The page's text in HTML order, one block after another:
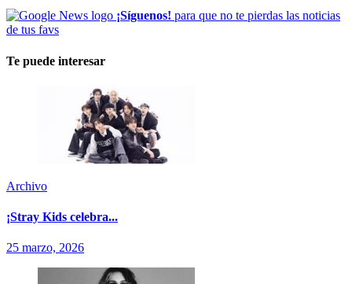
¡Síguenos! para que no te pierdas las noticias
de tus favs
Te puede interesar
Archivo
¡Stray Kids celebra...
25 marzo, 2026